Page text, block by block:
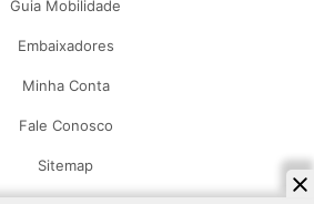
Guia Mobilidade
Embaixadores
Minha Conta
Fale Conosco
Sitemap